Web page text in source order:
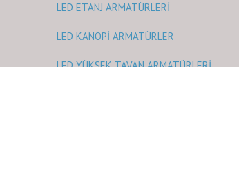
LED ETANJ ARMATÜRLERİ
LED KANOPİ ARMATÜRLER
LED YÜKSEK TAVAN ARMATÜRLERİ